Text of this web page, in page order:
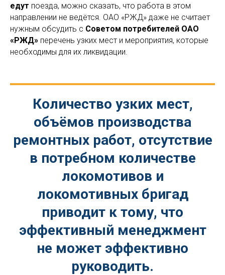
едут поезда, можно сказать, что работа в этом
направлении не ведётся. ОАО «РЖД» даже не считает
нужным обсудить с Советом потребителей ОАО
«РЖД» перечень узких мест и мероприятия, которые
необходимы для их ликвидации.
Количество узких мест,
объёмов производства
ремонтных работ, отсутствие
в потребном количестве
локомотивов и
локомотивных бригад
приводит к тому, что
эффективный менеджмент
не может эффективно
руководить.